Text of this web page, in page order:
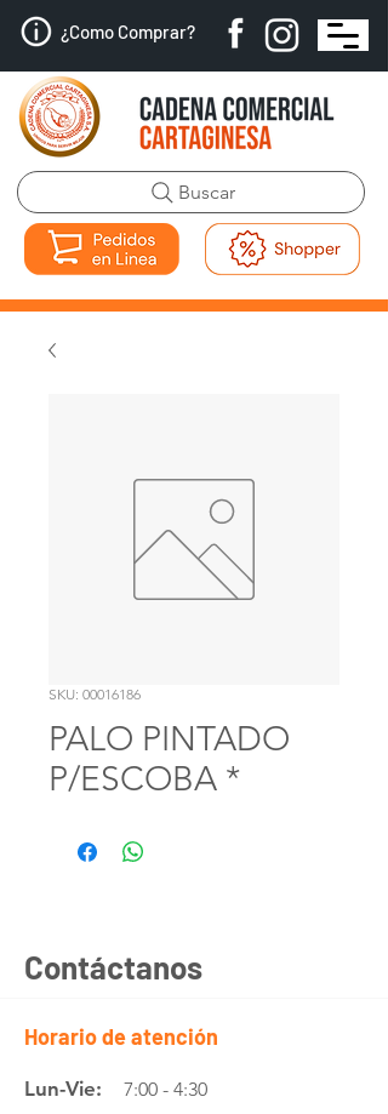
¿Como Comprar?
Buscar
SKU: 00016186
PALO PINTADO
P/ESCOBA *
Contáctanos
Horario de atención
Lun-Vie: 7:00 - 4:30